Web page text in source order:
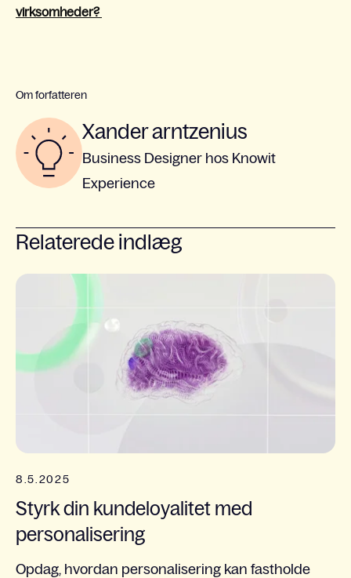
virksomheder?
Om forfatteren
Xander arntzenius
Business Designer hos Knowit
Experience
Relaterede indlæg
8.5.2025
Styrk din kundeloyalitet med
personalisering
Opdag, hvordan personalisering kan fastholde